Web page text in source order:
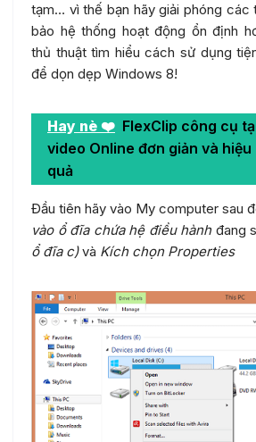
tạm… vì thế bạn hãy giải phóng các
bảo hệ thống hoạt động ổn định
thủ thuật tìm hiểu cách sử dụng
để dọn dẹp Windows 8!
Hay nè ❤️ FlexClip công cụ
video Online đơn giản và hiệu
quả
Đầu tiên hãy vào My computer sau
vào ổ đĩa chứa hệ điều hànhđang
ổ đĩa c)và Kích chọn Properties